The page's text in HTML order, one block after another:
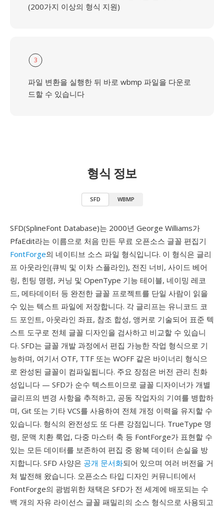
(200가지 이상의 형식 지원)
3
파일 변환을 실행한 뒤 바로 wbmp 파일을 다운로
드할 수 있습니다
형식 정보
SFD WBMP
SFD(SplineFont Database)는 2000년 George Williams가
PfaEdit라는 이름으로 처음 만든 무료 오픈소스 글꼴 편집기
FontForge의 네이티브 소스 파일 형식입니다. 이 형식은 글리
프 아웃라인(큐빅 및 이차 스플라인), 전진 너비, 사이드 베어
링, 힌팅 명령, 커닝 및 OpenType 기능 테이블, 네이밍 레코
드, 메타데이터 등 완전한 글꼴 프로젝트를 단일 사람이 읽을
수 있는 텍스트 파일에 저장합니다. 각 글리프는 유니코드 코
드 포인트, 아웃라인 좌표, 참조 합성, 앵커로 기술되어 표준 텍
스트 도구로 전체 글꼴 디자인을 검사하고 비교할 수 있습니
다. SFD는 글꼴 개발 과정에서 편집 가능한 작업 형식으로 기
능하며, 여기서 OTF, TTF 또는 WOFF 같은 바이너리 형식으
로 완성된 글꼴이 컴파일됩니다. 주요 장점은 버전 관리 친화
성입니다 — SFD가 순수 텍스트이므로 글꼴 디자이너가 개별
글리프의 변경 사항을 추적하고, 공동 작업자의 기여를 병합하
며, Git 또는 기타 VCS를 사용하여 전체 개정 이력을 유지할 수
있습니다. 형식의 완전성도 또 다른 강점입니다. TrueType 명
령, 문맥 치환 룩업, 다중 마스터 축 등 FontForge가 표현할 수
있는 모든 데이터를 보존하여 편집 중 왕복 데이터 손실을 방
지합니다. SFD 사양은 공개 문서화되어 있으며 여러 버전을 거
쳐 발전해 왔습니다. 오픈소스 타입 디자인 커뮤니티에서
FontForge의 광범위한 채택은 SFD가 전 세계에 배포되는 수
백 개의 자유 라이선스 글꼴 패밀리의 소스 형식으로 사용되고